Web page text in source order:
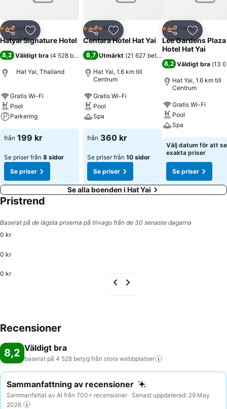
Dela Lägg till i Mina Favoriter
3 Stjärnor
Hotell
Hatyai Signature Hotel
8,2 Väldigt bra (4 528 betyg )
Hat Yai, Thailand
Gratis Wi-Fi
Pool
Parkering
från 199 kr
Se priser från 8 sidor
Se priser
Dela Lägg till i Mina Favoriter
4 StjärnorHotell
Centara Hotel Hat Yai
8,7 Utmärkt (21 627 betyg
Hat Yai, 1.6 km till
Centrum
Gratis Wi-Fi
Pool
Spa
från 360 kr
Se priser från 10 sidor
Se priser
Dela Lägg till
3 Stjärnor
Hotell
Lee Gardens Plaza
Hotel Hat Yai
8,2 Väldigt bra (13
Hat Yai, 1.6 km till
Centrum
Gratis Wi-Fi
Pool
Spa
Välj datum för att se
exakta priser
Se priser
Se alla boenden i Hat Yai
Pristrend
Baserat på de lägsta priserna på trivago från de 30 senaste dagarna
0 kr
0 kr
0 kr
Recensioner
8,2 Väldigt bra
baserat på 4 528 betyg från stora webbplatser
Sammanfattning av recensioner
Sammanfattat av AI från 700+ recensioner · Senast uppdaterad: 29 May
2026